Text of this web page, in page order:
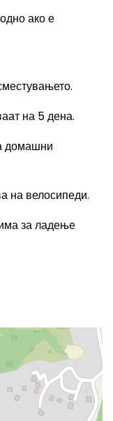
ако е
на 5 дена.
домашни
на велосипеди.
за ладење